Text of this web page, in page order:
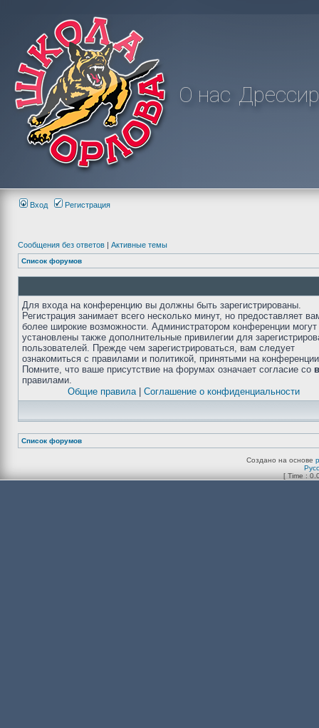
О нас
Вход Регистрация
Сообщения без ответов | Активные темы
Список форумов
Для входа на конференцию вы должны быть зарегистрированы.
Регистрация занимает всего несколько минут, но предоставляет
более широкие возможности. Администратором конференции
установлены также дополнительные привилегии для
пользователей. Прежде чем зарегистрироваться, вам следует
ознакомиться с правилами и политикой, принятыми на
Помните, что ваше присутствие на форумах означает согласие со
правилами.
Общие правила| Соглашение о конфиденциальности
Список форумов
Создано на основе
[ Time :